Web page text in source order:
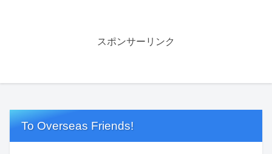
スポンサーリンク
To Overseas Friends!